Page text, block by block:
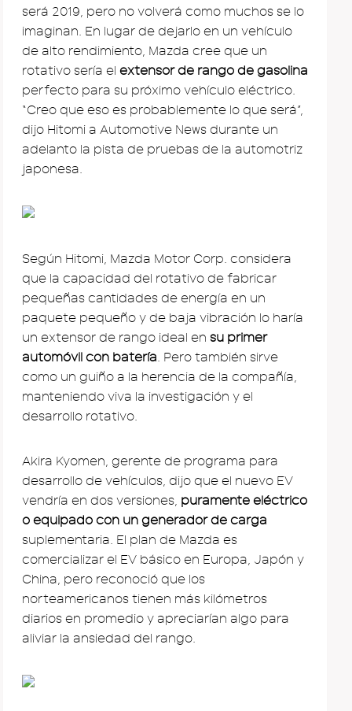
será 2019, pero no volverá como muchos se lo
imaginan. En lugar de dejarlo en un vehículo
de alto rendimiento, Mazda cree que un
rotativo sería el extensor de rango de gasolina
perfecto para su próximo vehículo eléctrico.
“Creo que eso es probablemente lo que será”,
dijo Hitomi a Automotive News durante un
adelanto la pista de pruebas de la automotriz
japonesa.
Según Hitomi, Mazda Motor Corp. considera
que la capacidad del rotativo de fabricar
pequeñas cantidades de energía en un
paquete pequeño y de baja vibración lo haría
un extensor de rango ideal en su primer
automóvil con batería. Pero también sirve
como un guiño a la herencia de la compañía,
manteniendo viva la investigación y el
desarrollo rotativo.
Akira Kyomen, gerente de programa para
desarrollo de vehículos, dijo que el nuevo EV
vendría en dos versiones, puramente eléctrico
o equipado con un generador de carga
suplementaria. El plan de Mazda es
comercializar el EV básico en Europa, Japón y
China, pero reconoció que los
norteamericanos tienen más kilómetros
diarios en promedio y apreciarían algo para
aliviar la ansiedad del rango.